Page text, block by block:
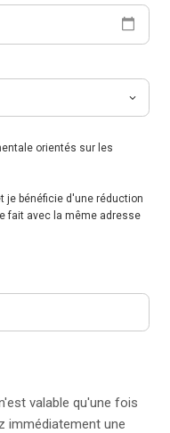
orientés sur les
je bénéficie d'une réduction
fait avec la même adresse
valable qu'une fois
immédiatement une